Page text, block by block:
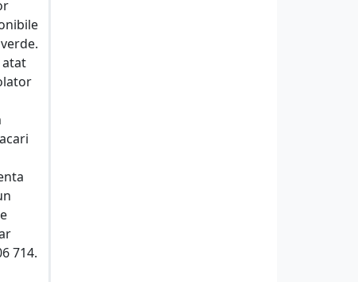
atat
714.